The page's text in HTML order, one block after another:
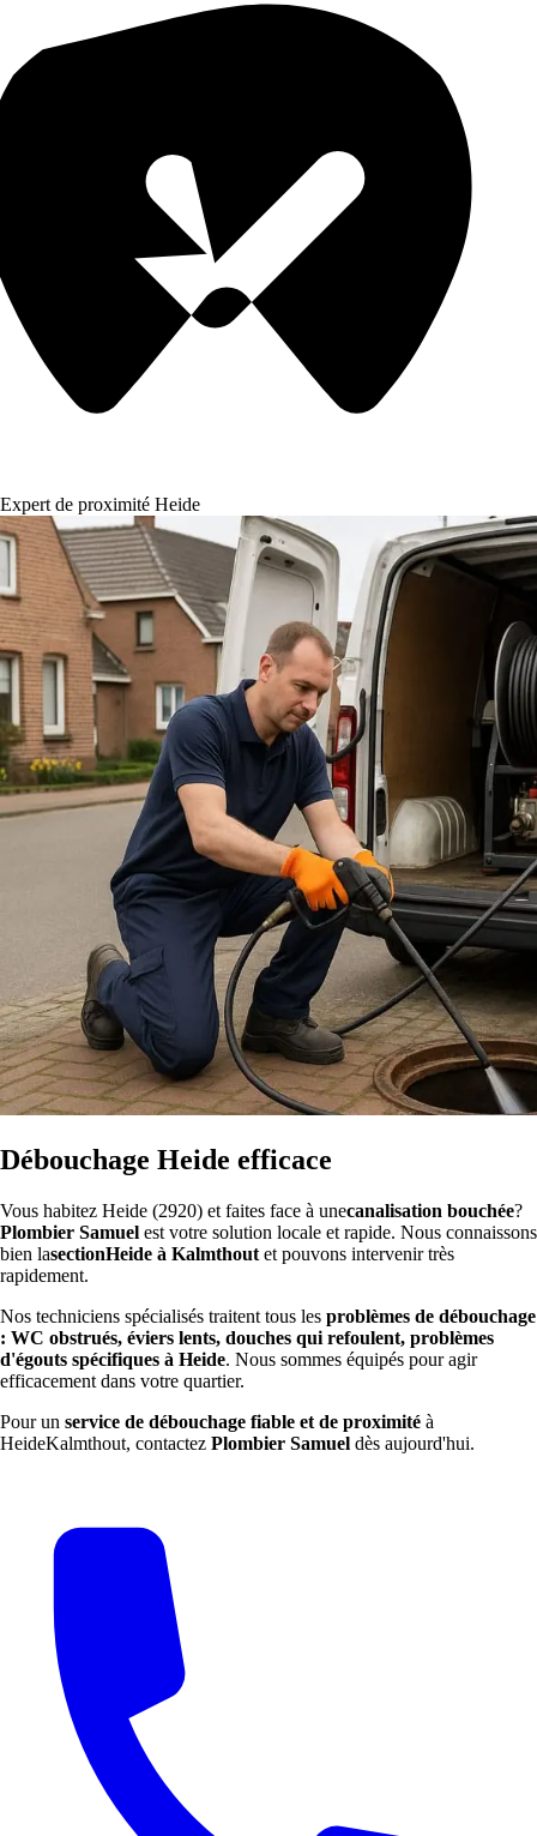
Expert de proximité Heide
Débouchage Heide efficace
Vous habitez Heide (2920) et faites face à unecanalisation bouchée?
Plombier Samuel est votre solution locale et rapide. Nous connaissons
bien lasectionHeide à Kalmthout et pouvons intervenir très
rapidement.
Nos techniciens spécialisés traitent tous les problèmes de débouchage
: WC obstrués, éviers lents, douches qui refoulent, problèmes
d'égouts spécifiques à Heide. Nous sommes équipés pour agir
efficacement dans votre quartier.
Pour un service de débouchage fiable et de proximité à
HeideKalmthout, contactez Plombier Samuel dès aujourd'hui.